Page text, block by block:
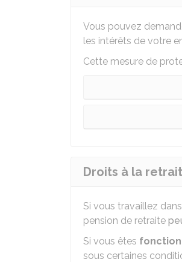
Vous pouvez
les intérêts de votre
Cette mesure de
Droits à la
Si vous travaillez
pension de retraite
Si vous êtes
sous certaines